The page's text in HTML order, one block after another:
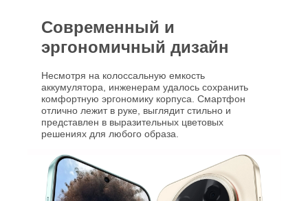
Современный и
эргономичный дизайн
Несмотря на колоссальную емкость
аккумулятора, инженерам удалось сохранить
комфортную эргономику корпуса. Смартфон
отлично лежит в руке, выглядит стильно и
представлен в выразительных цветовых
решениях для любого образа.